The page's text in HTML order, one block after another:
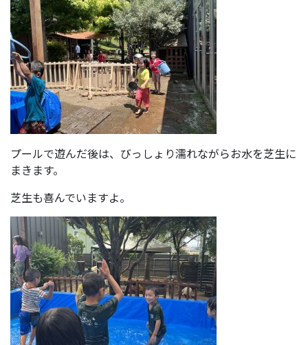
プールで遊んだ後は、びっしょり濡れながらお水を芝生に
まきます。
芝生も喜んでいますよ。